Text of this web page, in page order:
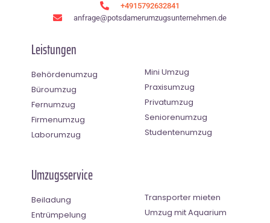
+4915792632841
anfrage@potsdamerumzugsunternehmen.de
Leistungen
Behördenumzug
Büroumzug
Fernumzug
Firmenumzug
Laborumzug
Mini Umzug
Praxisumzug
Privatumzug
Seniorenumzug
Studentenumzug
Umzugsservice
Beiladung
Entrümpelung
Transporter mieten
Umzug mit Aquarium